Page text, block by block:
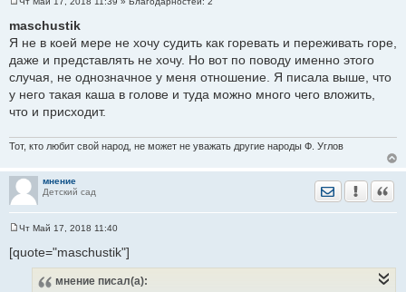
о
б
е
н
и
е
maschustik
Я не в коей мере не хочу судить как горевать и переживать горе,
даже и представлять не хочу. Но вот по поводу именно этого
случая, не однозначное у меня отношение. Я писала выше, что
у него такая каша в голове и туда можно много чего вложить,
что и присходит.
Тот, кто любит свой народ, не может не уважать другие народы Ф. Углов
мнение
Детский сад
Отправить
о
Чт Май 17, 2018 11:40
[quote="maschustik"]
мнение писал(а):